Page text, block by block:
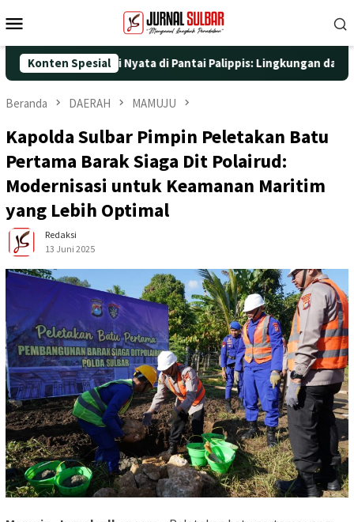
ke
Mobile
Konten Spesial
Aksi Nyata di Pantai Palippis: Lingkungan dan
Beranda DAERAH MAMUJU
Kapolda Sulbar Pimpin Peletakan Batu
Pertama Barak Siaga Dit Polairud:
Modernisasi untuk Keamanan Maritim
yang Lebih Optimal
Redaksi
13 Juni 2025